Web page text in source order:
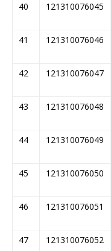
40
121310076045
41
121310076046
42
121310076047
43
121310076048
44
121310076049
45
121310076050
46
121310076051
47
121310076052